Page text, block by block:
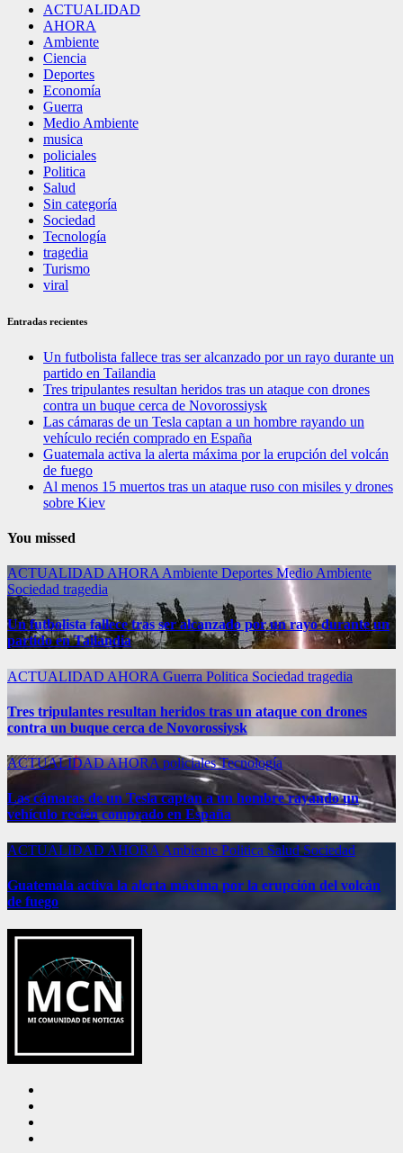
ACTUALIDAD
AHORA
Ambiente
Ciencia
Deportes
Economía
Guerra
Medio Ambiente
musica
policiales
Politica
Salud
Sin categoría
Sociedad
Tecnología
tragedia
Turismo
viral
Entradas recientes
Un futbolista fallece tras ser alcanzado por un rayo durante un
partido en Tailandia
Tres tripulantes resultan heridos tras un ataque con drones
contra un buque cerca de Novorossiysk
Las cámaras de un Tesla captan a un hombre rayando un
vehículo recién comprado en España
Guatemala activa la alerta máxima por la erupción del volcán
de fuego
Al menos 15 muertos tras un ataque ruso con misiles y drones
sobre Kiev
You missed
ACTUALIDAD AHORA Ambiente Deportes Medio Ambiente
Sociedad tragedia
Un futbolista fallece tras ser alcanzado por un rayo durante un
partido en Tailandia
ACTUALIDAD AHORA Guerra Politica Sociedad tragedia
Tres tripulantes resultan heridos tras un ataque con drones
contra un buque cerca de Novorossiysk
ACTUALIDADAHORA policialesTecnología
Las cámaras de un Tesla captan a un hombre rayando un
vehículo recién comprado en España
ACTUALIDAD AHORA Ambiente Politica Salud Sociedad
Guatemala activa la alerta máxima por la erupción del volcán
de fuego